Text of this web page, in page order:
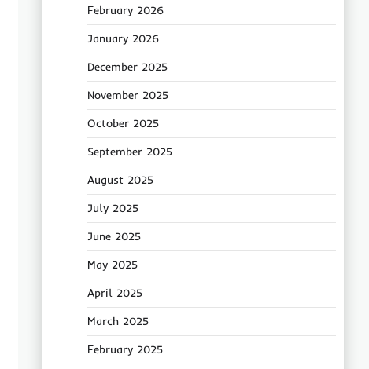
February 2026
January 2026
December 2025
November 2025
October 2025
September 2025
August 2025
July 2025
June 2025
May 2025
April 2025
March 2025
February 2025